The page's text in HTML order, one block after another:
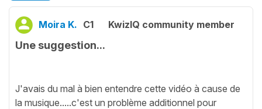
Moira K. C1 KwizIQ community member
Une suggestion...
J'avais du mal à bien entendre cette vidéo à cause de
la musique.....c'est un problème additionnel pour